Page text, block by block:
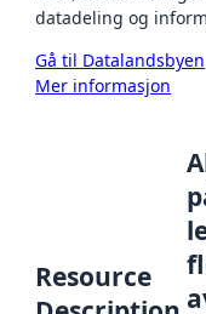
datadeling og
Gå til Datalandsbyen
Mer informasjon
Resource